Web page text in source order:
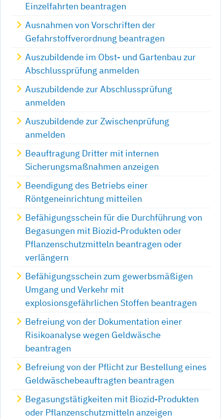
Einzelfahrten beantragen
Ausnahmen von Vorschriften der
Gefahrstoffverordnung beantragen
Auszubildende im Obst- und Gartenbau zur
Abschlussprüfung anmelden
Auszubildende zur Abschlussprüfung
anmelden
Auszubildende zur Zwischenprüfung
anmelden
Beauftragung Dritter mit internen
Sicherungsmaßnahmen anzeigen
Beendigung des Betriebs einer
Röntgeneinrichtung mitteilen
Befähigungsschein für die Durchführung von
Begasungen mit Biozid-Produkten oder
Pflanzenschutzmitteln beantragen oder
verlängern
Befähigungsschein zum gewerbsmäßigen
Umgang und Verkehr mit
explosionsgefährlichen Stoffen beantragen
Befreiung von der Dokumentation einer
Risikoanalyse wegen Geldwäsche
beantragen
Befreiung von der Pflicht zur Bestellung eines
Geldwäschebeauftragten beantragen
Begasungstätigkeiten mit Biozid-Produkten
oder Pflanzenschutzmitteln anzeigen